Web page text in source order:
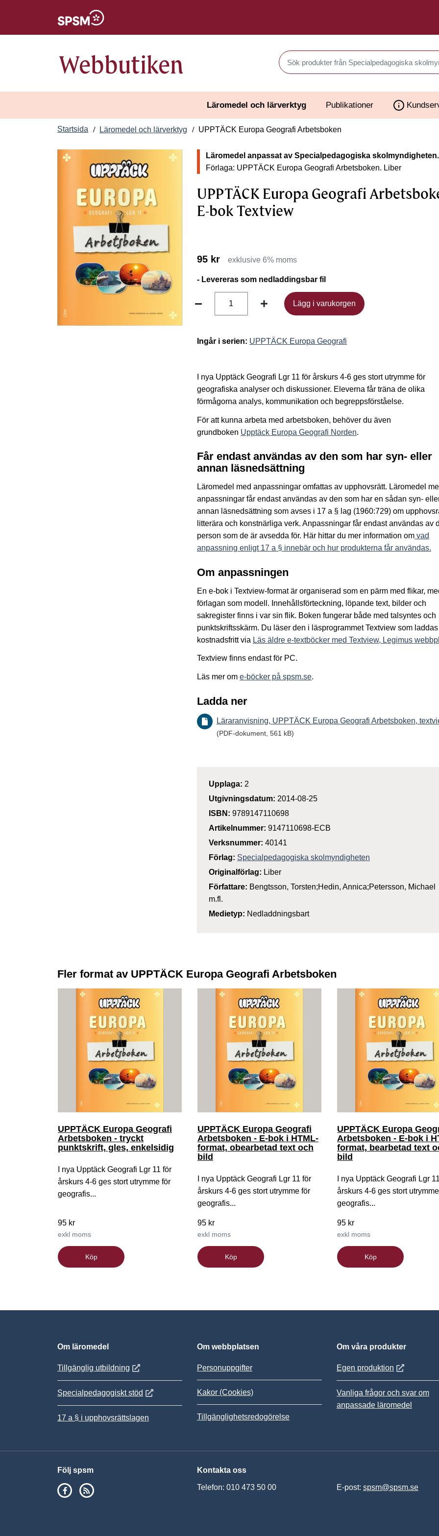
Webbutiken Sök produkter i Webbutiken
Läromedel och lärverktyg Publikationer
Startsida Läromedel och lärverktyg UPPTÄCK Europa Geografi Arbetsboken
Läromedel anpassat av Specialpedagogiska skolmyndigheten.
Förlaga: UPPTÄCK Europa Geografi Arbetsboken. Liber
UPPTÄCK Europa Geografi
E-bok Textview
95 kr exklusive 6% moms
- Levereras som nedladdingsbar fil
Lägg i varukorgen
Lägg i varukorgen
Ingår i serien: UPPTÄCK Europa Geografi
I nya Upptäck Geografi Lgr 11 för årskurs 4-6 ges stort utrymme för
geografiska analyser och diskussioner. Eleverna får träna de olika
förmågorna analys, kommunikation och begreppsförståelse.
För att kunna arbeta med arbetsboken, behöver du även
grundboken Upptäck Europa Geografi Norden.
Får endast användas av den som har syn- eller
annan läsnedsättning
Läromedel med anpassningar omfattas av upphovsrätt. Läromedel
anpassningar får endast användas av den som har en sådan syn-
annan läsnedsättning som avses i 17 a § lag (1960:729) om
litterära och konstnärliga verk. Anpassningar får endast användas av
person som de är avsedda för. Här hittar du mer information omvad
anpassning enligt 17 a § innebär och hur produkterna får användas.
Om anpassningen
En e-bok i Textview-format är organiserad som en pärm med flikar,
förlagan som modell. Innehållsförteckning, löpande text, bilder och
sakregister finns i var sin flik. Boken fungerar både med talsyntes och
punktskriftsskärm. Du läser den i läsprogrammet Textview som
kostnadsfritt via Läs äldre e-textböcker med Textview, Legimus
Textview finns endast för PC.
Läs mer om e-böcker på spsm.se.
Ladda ner
Läraranvisning, UPPTÄCK Europa Geografi Arbetsboken,
(PDF-dokument, 561 kB)
Upplaga: 2
Utgivningsdatum: 2014-08-25
ISBN: 9789147110698
Artikelnummer: 9147110698-ECB
Verksnummer: 40141
Förlag: Specialpedagogiska skolmyndigheten
Originalförlag: Liber
Författare: Bengtsson, Torsten;Hedin, Annica;Petersson, Michael
m.fl.
Medietyp: Nedladdningsbart
Fler format av UPPTÄCK Europa Geografi Arbetsboken
UPPTÄCK Europa Geografi
Arbetsboken - tryckt
punktskrift, gles, enkelsidig
I nya Upptäck Geografi Lgr 11 för
årskurs 4-6 ges stort utrymme för
geografis...
95 kr
exkl moms
Köp
UPPTÄCK Europa Geografi
Arbetsboken - E-bok i HTML-
format, obearbetad text och
bild
I nya Upptäck Geografi Lgr 11 för
årskurs 4-6 ges stort utrymme för
geografis...
95 kr
exkl moms
Köp
UPPTÄCK Europa
Arbetsboken - E-bok i
format, bearbetad text
bild
I nya Upptäck Geografi Lgr
årskurs 4-6 ges stort
geografis...
95 kr
exkl moms
Köp
Om läromedel
Tillgänglig utbildning Öppnas i nytt fönster
Specialpedagogiskt stöd Öppnas i nytt fönster
17 a § i upphovsrättslagen
Om webbplatsen
Personuppgifter
Kakor (Cookies)
Tillgänglighetsredogörelse
Om våra produkter
Egen produktion Öppnas i
Vanliga frågor och svar om
anpassade läromedel
Följ spsm
SPSM på Facebook
Kontakta oss
Telefon: 010 473 50 00 E-post: spsm@spsm.se